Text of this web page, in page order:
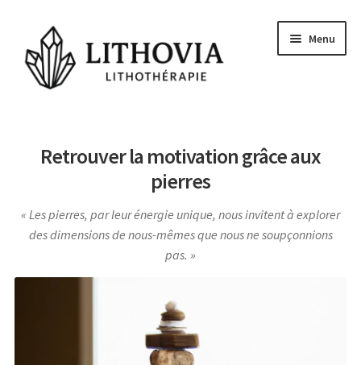
navigation
au
contenu
Menu
Les pierres
Signes Astrologiques
Les Chakras
Retrouver la motivation grâce aux
pierres
Les pierres, par leur énergie unique, nous invitent à explorer
des dimensions de nous-mêmes que nous ne soupçonnions
pas.